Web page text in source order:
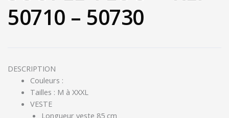
50710 – 50730
DESCRIPTION
Couleurs :
Tailles : M à XXXL
VESTE
Longueur veste 85 cm